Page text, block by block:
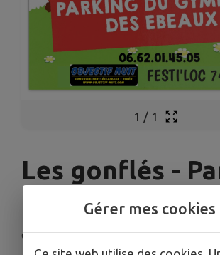
1 / 1
Les gonflés -
loisirs
Cruseilles
Gérer mes cookies